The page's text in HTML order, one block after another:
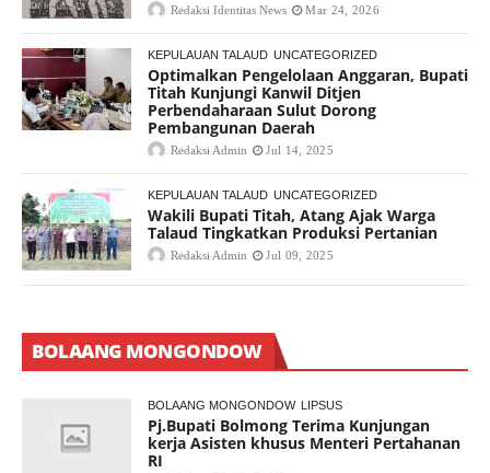
Redaksi Identitas News Mar 24, 2026
KEPULAUAN TALAUD UNCATEGORIZED
Optimalkan Pengelolaan Anggaran, Bupati
Titah Kunjungi Kanwil Ditjen
Perbendaharaan Sulut Dorong
Pembangunan Daerah
Redaksi Admin Jul 14, 2025
KEPULAUAN TALAUD UNCATEGORIZED
Wakili Bupati Titah, Atang Ajak Warga
Talaud Tingkatkan Produksi Pertanian
Redaksi Admin Jul 09, 2025
BOLAANG MONGONDOW
BOLAANG MONGONDOW LIPSUS
Pj.Bupati Bolmong Terima Kunjungan
kerja Asisten khusus Menteri Pertahanan
RI